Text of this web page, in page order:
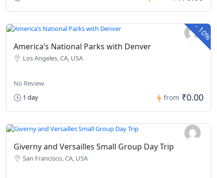
-
10%
America’s National Parks with Denver
Los Angeles, CA, USA
No Review
1 day
from ₹0.00
Giverny and Versailles Small Group Day Trip
San Francisco, CA, USA